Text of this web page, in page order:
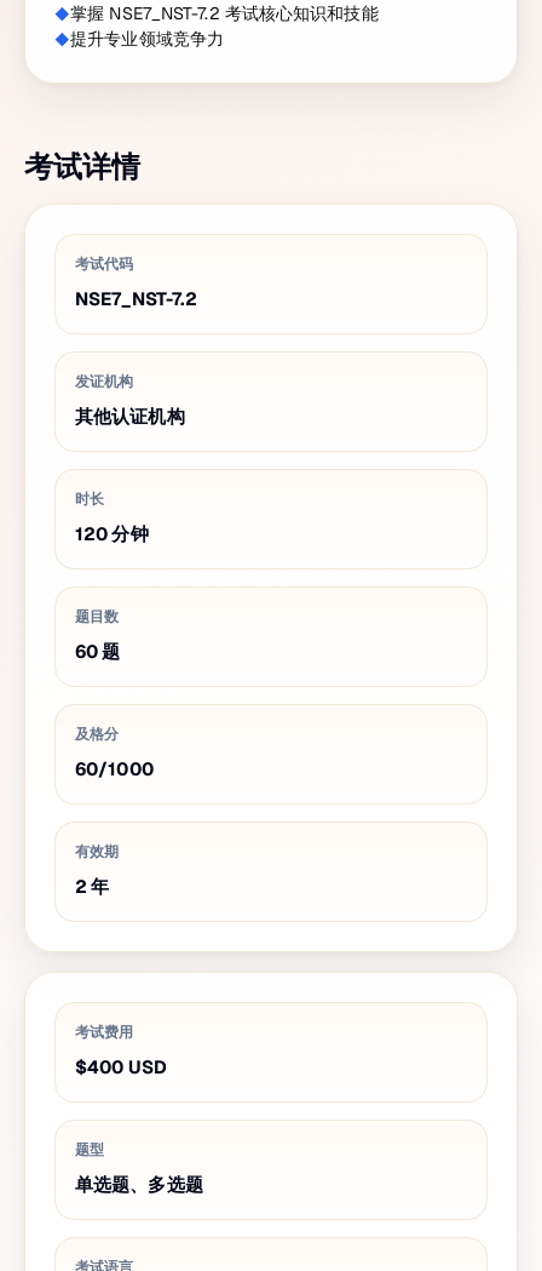
掌握 NSE7_NST-7.2 考试核心知识和技能
提升专业领域竞争力
考试详情
考试代码
NSE7_NST-7.2
发证机构
其他认证机构
时长
120分钟
题目数
60题
及格分
60/1000
有效期
2 年
考试费用
$400 USD
题型
单选题、多选题
考试语言